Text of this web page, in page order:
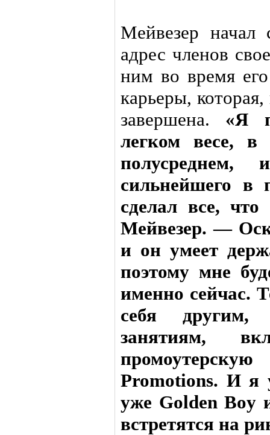
Мейвезер начал
адрес членов
ним во время его
карьеры,
завершена. «Я
легком весе, в
сильнейшего в
сделал все,
Мейвезер. —
и он умеет
поэтому мне
именно сейчас.
себя
занятиям,
Promotions. И я
уже Golden Boy
встретятся на